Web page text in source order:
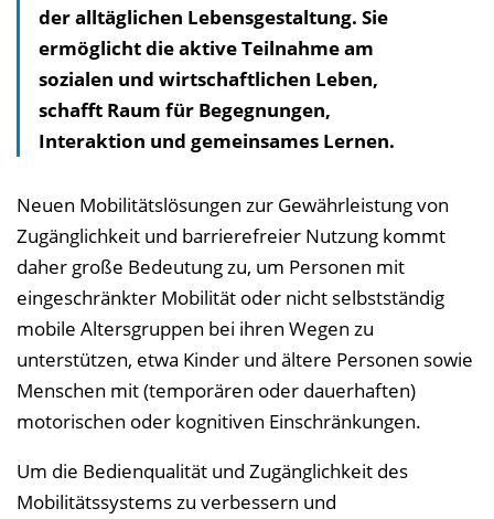
r
z
i
h
der alltäglichen Lebensgestaltung. Sie
ermöglicht die aktive Teilnahme am
sozialen und wirtschaftlichen Leben,
schafft Raum für Begegnungen,
Interaktion und gemeinsames Lernen.
Neuen Mobilitätslösungen zur Gewährleistung von
Zugänglichkeit und barrierefreier Nutzung kommt
daher große Bedeutung zu, um Personen mit
eingeschränkter Mobilität oder nicht selbstständig
mobile Altersgruppen bei ihren Wegen zu
unterstützen, etwa Kinder und ältere Personen sowie
Menschen mit (temporären oder dauerhaften)
motorischen oder kognitiven Einschränkungen.
Um die Bedienqualität und Zugänglichkeit des
Mobilitätssystems zu verbessern und